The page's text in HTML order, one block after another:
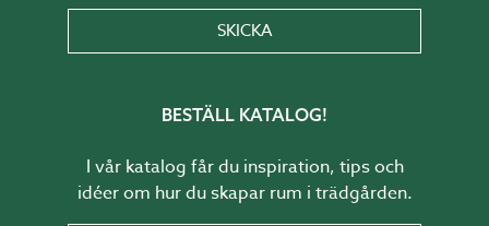
SKICKA
BESTÄLL KATALOG!
I vår katalog får du inspiration, tips och
idéer om hur du skapar rum i trädgården.